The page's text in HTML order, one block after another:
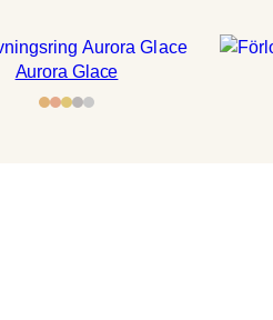
Aurora Glace